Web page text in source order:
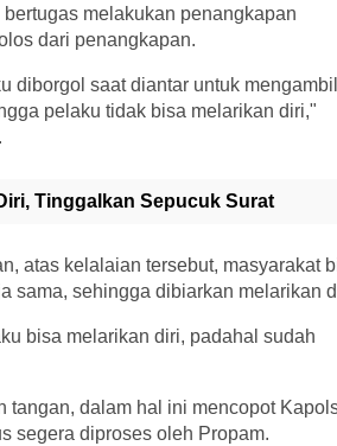
melakukan penangkapan
dari penangkapan.
diborgol saat diantar untuk mengambil
pelaku tidak bisa melarikan diri,"
Tinggalkan Sepucuk Surat
atas kelalaian tersebut, masyarakat
sama, sehingga dibiarkan melarikan
bisa melarikan diri, padahal sudah
tangan, dalam hal ini mencopot
segera diproses oleh Propam.